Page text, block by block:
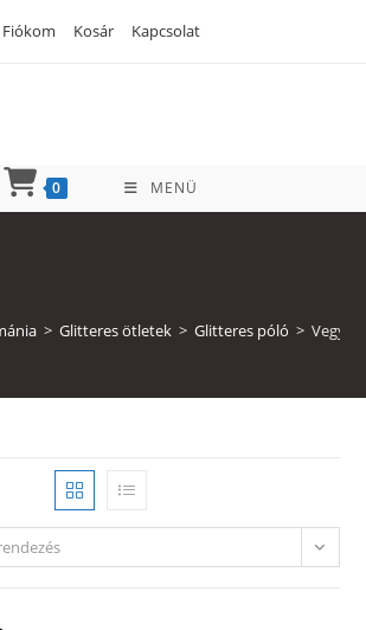
Fiókom Kosár Kapcsolat
0 MENÜ
> Glitteres ötletek > Glitteres póló > Vegyes